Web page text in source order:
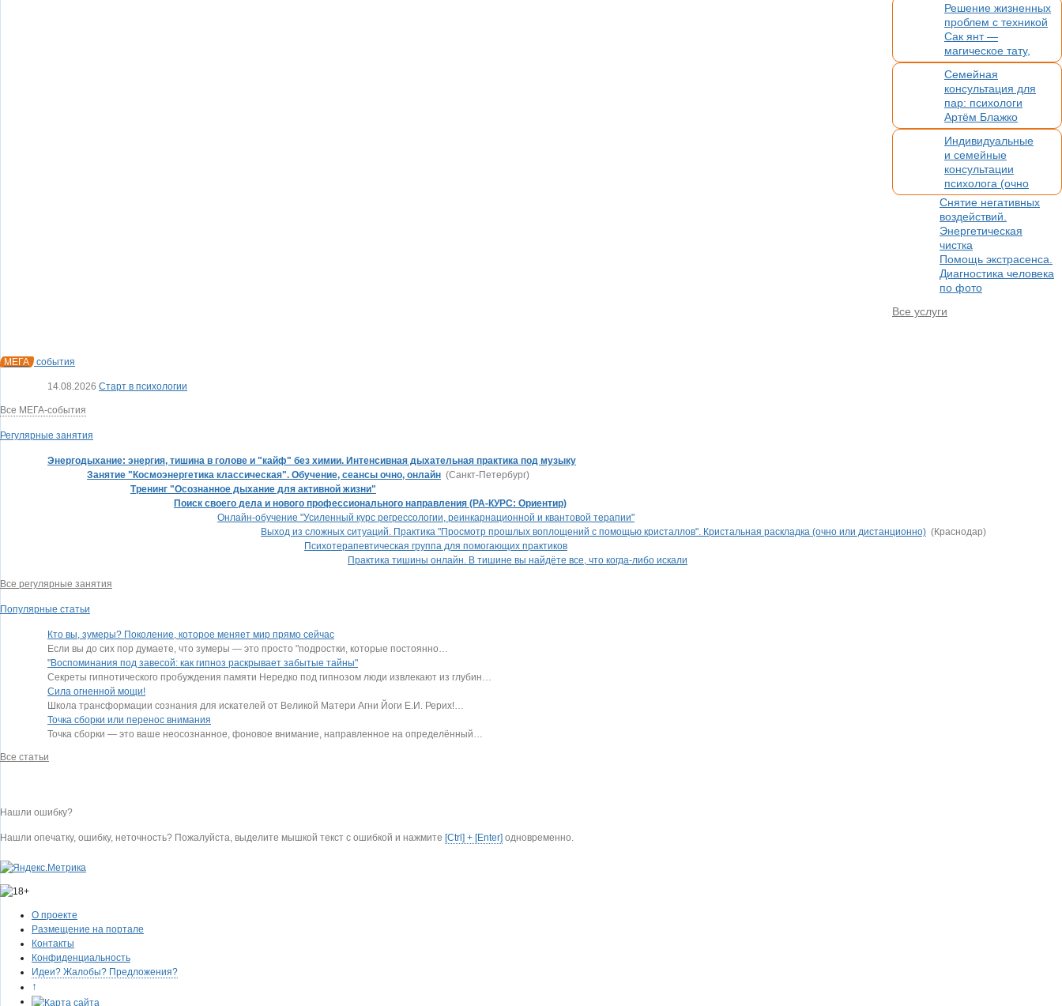
Решение жизненных
проблем с техникой
Сак янт —
магическое тату,
оберег и помощник
Семейная
консультация для
пар: психологи
Артём Блажко
и Мария Загорская.
Очно в СПб
и онлайн
Индивидуальные
и семейные
консультации
психолога (очно
и онлайн) для
взрослых и детей
Снятие негативных
воздействий.
Энергетическая
чистка
Помощь экстрасенса.
Диагностика человека
по фото
Все услуги
МЕГА события
14.08.2026 Старт в психологии
Все МЕГА-события
Регулярные занятия
Энергодыхание: энергия, тишина в голове и "кайф" без химии. Интенсивная дыхательная практика под музыку
Занятие "Космоэнергетика классическая". Обучение, сеансы очно, онлайн (Санкт-Петербург)
Тренинг "Осознанное дыхание для активной жизни"
Поиск своего дела и нового профессионального направления (РА-КУРС: Ориентир)
Онлайн-обучение "Усиленный курс регрессологии, реинкарнационной и квантовой терапии"
Выход из сложных ситуаций. Практика "Просмотр прошлых воплощений с помощью кристаллов". Кристальная раскладка (очно или дистанционно) (Краснодар)
Психотерапевтическая группа для помогающих практиков
Практика тишины онлайн. В тишине вы найдёте все, что когда-либо искали
Все регулярные занятия
Популярные статьи
Кто вы, зумеры? Поколение, которое меняет мир прямо сейчас
Если вы до сих пор думаете, что зумеры — это просто "подростки, которые постоянно…
"Воспоминания под завесой: как гипноз раскрывает забытые тайны"
Секреты гипнотического пробуждения памяти Нередко под гипнозом люди извлекают из глубин…
Сила огненной мощи!
Школа трансформации сознания для искателей от Великой Матери Агни Йоги Е.И. Рерих!…
Точка сборки или перенос внимания
Точка сборки — это ваше неосознанное, фоновое внимание, направленное на определённый…
Все статьи
Нашли ошибку?
Нашли опечатку, ошибку, неточность? Пожалуйста, выделите мышкой текст с ошибкой и нажмите [Ctrl] + [Enter] одновременно.
О проекте
Размещение на портале
Контакты
Конфиденциальность
Идеи? Жалобы? Предложения?
↑